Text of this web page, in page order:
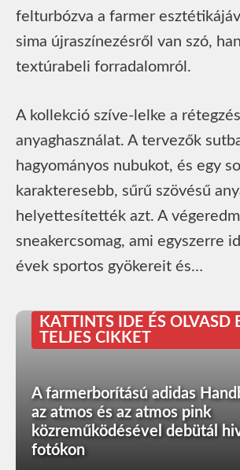
felturbózva a farmer
sima újraszínezésről van szó,
textúrabeli forradalomról.
A kollekció szíve-lelke a
anyaghasználat. A tervezők
hagyományos nubukot, és egy
karakteresebb, sűrű szövésű
helyettesítették azt. A
sneakercsomag, ami egyszerre
évek sportos gyökereit és…
KATTINTS IDE ÉS OLVASD
TELJES CIKKET
A farmerborítású adidas
az atmos és az atmos pink
közreműködésével debütál
fotókon